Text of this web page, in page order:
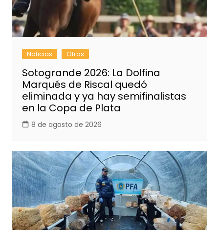
Noticias Otros
Sotogrande 2026: La Dolfina
Marqués de Riscal quedó
eliminada y ya hay semifinalistas
en la Copa de Plata
8 de agosto de 2026